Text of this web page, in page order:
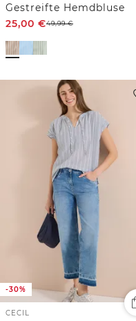
Gestreifte Hemdbluse
25,00 €49,99€
-30%
CECIL